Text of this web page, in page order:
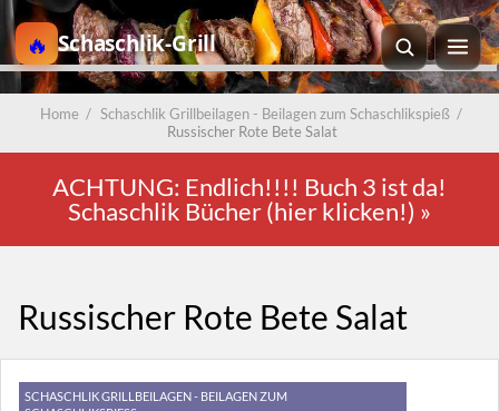
Schaschlik-Grill
Home / Schaschlik Grillbeilagen - Beilagen zum Schaschlikspieß/
Russischer Rote Bete Salat
ACHTUNG: Endlich!!!! Buch 3 ist da!
Schaschlik Bücher (hier klicken!) »
Russischer Rote Bete Salat
SCHASCHLIK GRILLBEILAGEN - BEILAGEN ZUM